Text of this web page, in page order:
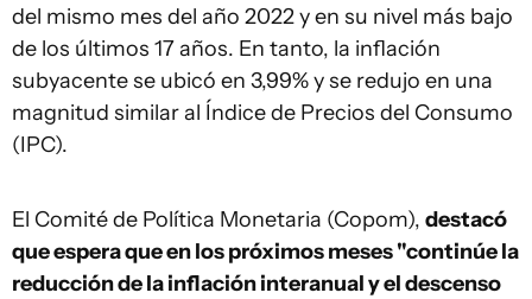
del mismo mes del año 2022 y en su nivel más bajo
de los últimos 17 años. En tanto, la inflación
subyacente se ubicó en 3,99% y se redujo en una
magnitud similar al Índice de Precios del Consumo
(IPC).
El Comité de Política Monetaria (Copom), destacó
que espera que en los próximos meses "continúe la
reducción de la inflación interanual y el descenso